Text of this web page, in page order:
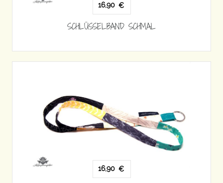
16,90 €
SCHLÜSSELBAND SCHMAL
16,90 €